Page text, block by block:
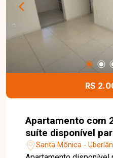
conhecer essa
R$
Apartamento com
suíte disponível
Santa Mônica em
Santa Mônica -